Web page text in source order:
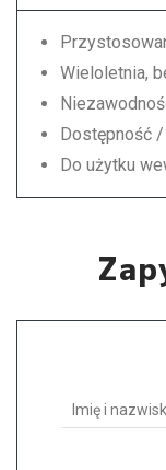
Wieloletnia,
Dostępność
Do użytku